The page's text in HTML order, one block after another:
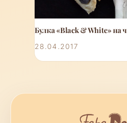
Булка «Black & White» на
28.04.2017